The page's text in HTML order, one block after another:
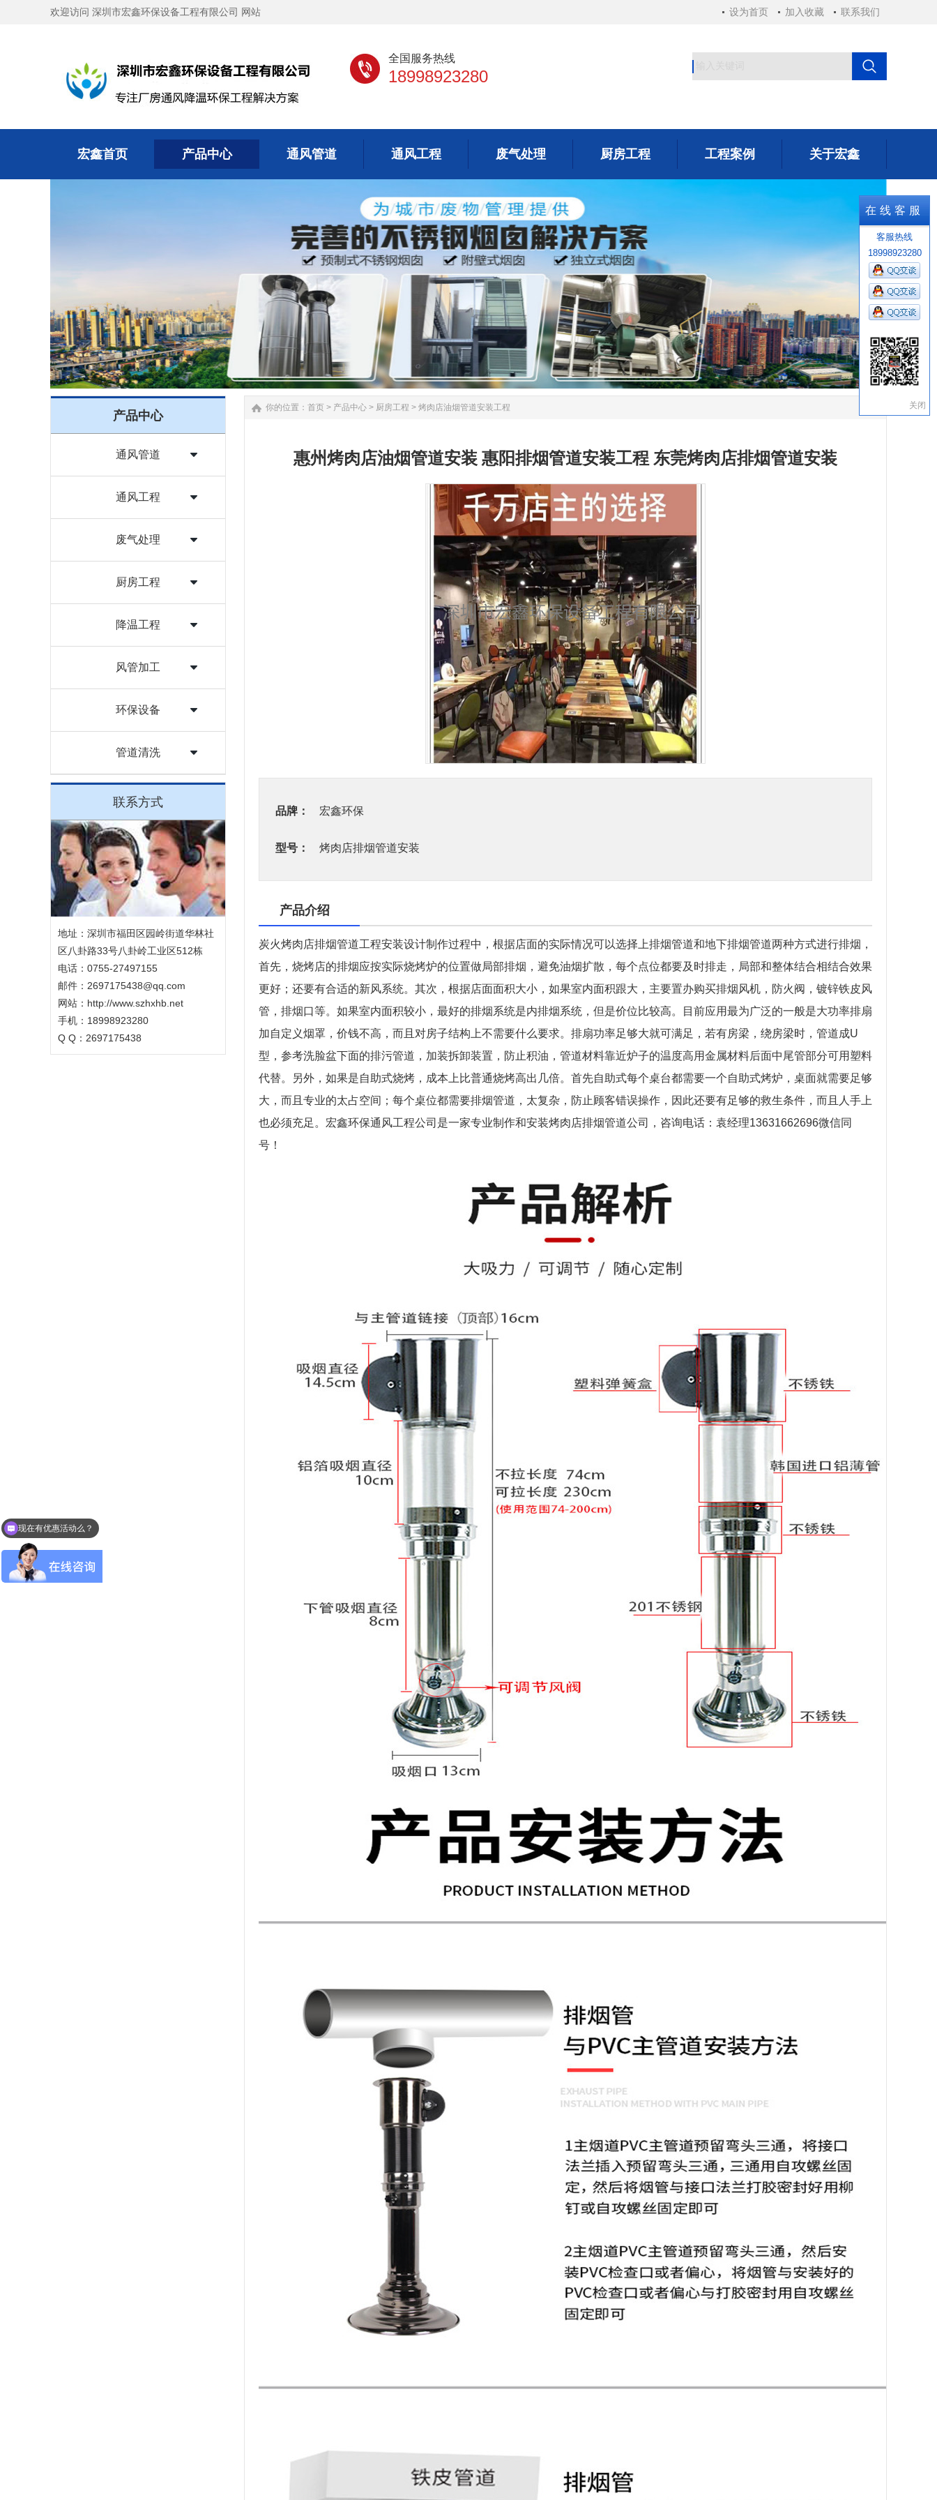
欢迎访问 深圳市宏鑫环保设备工程有限公司 网站 设为首页 加入收藏 联系我们
全国服务热线
18998923280
宏鑫首页 产品中心 通风管道 通风工程 废气处理 厨房工程 工程案例 关于宏鑫
产品中心
通风管道
通风工程
废气处理
厨房工程
降温工程
风管加工
环保设备
管道清洗
联系方式
地址：深圳市福田区园岭街道华林社
区八卦路33号八卦岭工业区512栋
电话：0755-27497155
邮件：2697175438@qq.com
网站：http://www.szhxhb.net
手机：18998923280
Q Q：2697175438
你的位置： 首页 > 产品中心 > 厨房工程 > 烤肉店油烟管道安装工程
惠州烤肉店油烟管道安装 惠阳排烟管道安装工程 东莞烤肉店排烟管道安装
品牌： 宏鑫环保
型号： 烤肉店排烟管道安装
产品介绍
炭火烤肉店排烟管道工程安装设计制作过程中，根据店面的实际情况可以选择上排烟管道和地下排烟管道两种方式进行排烟，
首先，烧烤店的排烟应按实际烧烤炉的位置做局部排烟，避免油烟扩散，每个点位都要及时排走，局部和整体结合相结合效果
更好；还要有合适的新风系统。 其次，根据店面面积大小，如果室内面积跟大，主要置办购买排烟风机，防火阀，镀锌铁皮风
管，排烟口等。如果室内面积较小，最好的排烟系统是内排烟系统，但是价位比较高。目前应用最为广泛的一般是大功率排扇
加自定义烟罩，价钱不高，而且对房子结构上不需要什么要求。排扇功率足够大就可满足，若有房梁，绕房梁时，管道成U
型，参考洗脸盆下面的排污管道，加装拆卸装置，防止积油，管道材料靠近炉子的温度高用金属材料后面中尾管部分可用塑料
代替。
另外，如果是自助式烧烤，成本上比普通烧烤高出几倍。首先自助式每个桌台都需要一个自助式烤炉，桌面就需要足够
大，而且专业的太占空间；每个桌位都需要排烟管道，太复杂，防止顾客错误操作，因此还要有足够的救生条件，而且人手上
也必须充足。 宏鑫环保通风工程公司是一家专业制作和安装烤肉店排烟管道公司，咨询电话：袁经理13631662696微信同
号！
在线客服
客服热线
18998923280
关闭
现在有优惠活动么？